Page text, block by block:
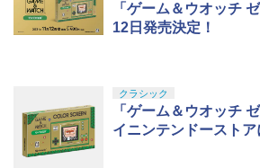
「ゲーム＆ウオッチ
12日発売決定！
クラシック
「ゲーム＆ウオッチ
イニンテンドースト